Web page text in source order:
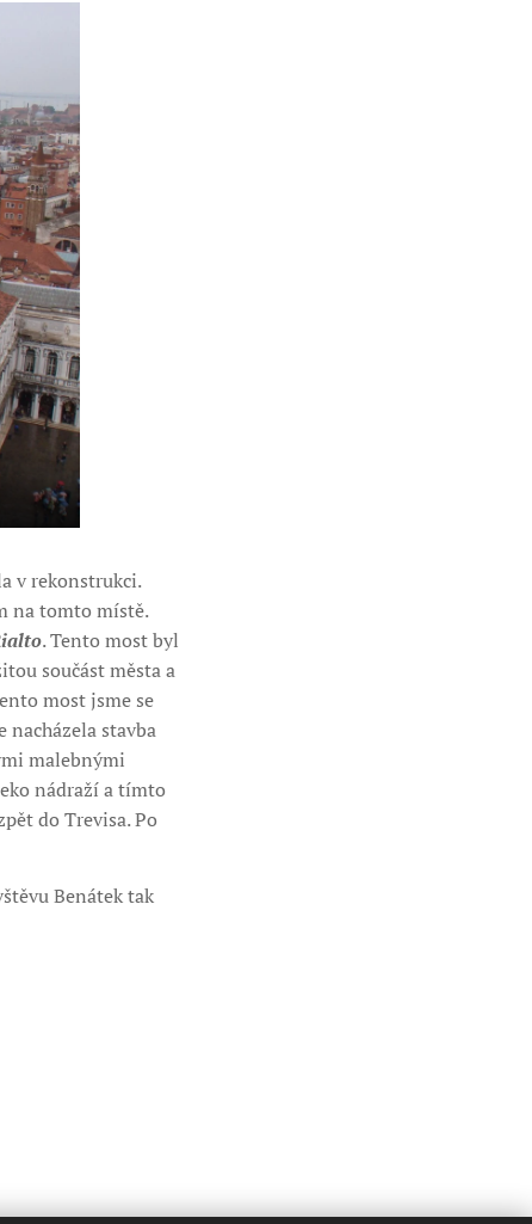
v rekonstrukci.
na tomto místě.
. Tento most byl
součást města a
most jsme se
nacházela stavba
malebnými
nádraží a tímto
do Trevisa. Po
Benátek tak